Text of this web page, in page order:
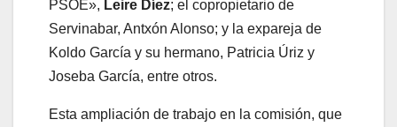
PSOE», Leire Díez; el copropietario de
Servinabar, Antxón Alonso; y la expareja de
Koldo García y su hermano, Patricia Úriz y
Joseba García, entre otros.
Esta ampliación de trabajo en la comisión, que